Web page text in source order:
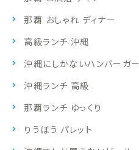
那覇 おしゃれ ディナー
高級ランチ 沖縄
沖縄にしかないハンバーガー
沖縄ランチ 高級
那覇ランチ ゆっくり
りうぼう パレット